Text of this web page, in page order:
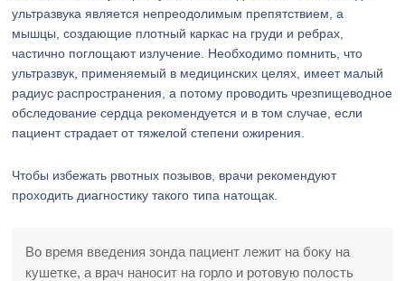
ультразвука является непреодолимым препятствием, а
мышцы, создающие плотный каркас на груди и ребрах,
частично поглощают излучение. Необходимо помнить, что
ультразвук, применяемый в медицинских целях, имеет малый
радиус распространения, а потому проводить чрезпищеводное
обследование сердца рекомендуется и в том случае, если
пациент страдает от тяжелой степени ожирения.
Чтобы избежать рвотных позывов, врачи рекомендуют
проходить диагностику такого типа натощак.
Во время введения зонда пациент лежит на боку на
кушетке, а врач наносит на горло и ротовую полость